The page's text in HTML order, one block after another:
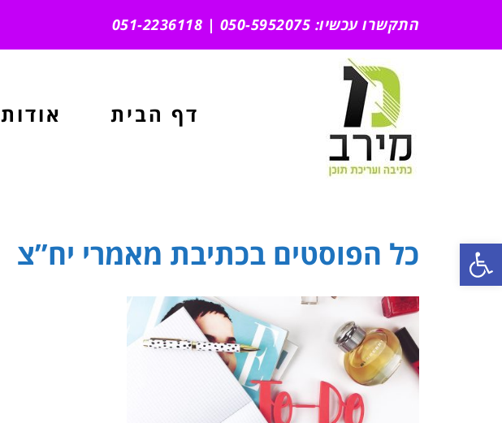
פתח סרגל נגישות
התקשרו עכשיו: 050-5952075 | 051-2236118
דף הבית אודות
כל הפוסטים בכתיבת מאמרי יח”צ